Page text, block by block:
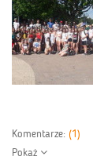
Komentarze: (1)
Pokaż